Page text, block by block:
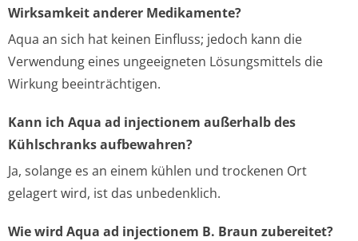
Wirksamkeit anderer Medikamente?
Aqua an sich hat keinen Einfluss; jedoch kann die
Verwendung eines ungeeigneten Lösungsmittels die
Wirkung beeinträchtigen.
Kann ich Aqua ad injectionem außerhalb des
Kühlschranks aufbewahren?
Ja, solange es an einem kühlen und trockenen Ort
gelagert wird, ist das unbedenklich.
Wie wird Aqua ad injectionem B. Braun zubereitet?